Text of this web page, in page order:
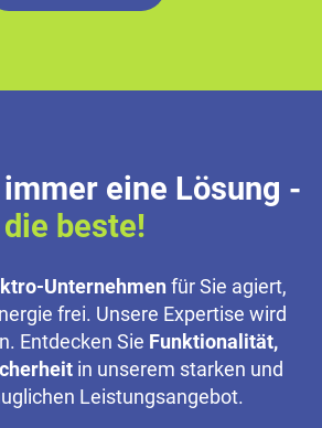
eine Lösung -
die beste!
Unternehmen für Sie agiert,
frei. Unsere Expertise wird
Entdecken Sie Funktionalität,
in unserem starken und
Leistungsangebot.